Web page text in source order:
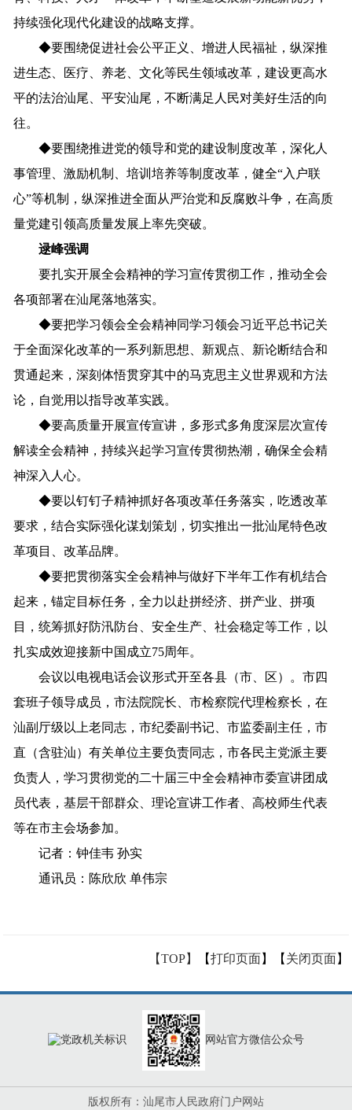
持续强化现代化建设的战略支撑。
◆要围绕促进社会公平正义、增进人民福祉，纵深推
进生态、医疗、养老、文化等民生领域改革，建设更高水
平的法治汕尾、平安汕尾，不断满足人民对美好生活的向
往。
◆要围绕推进党的领导和党的建设制度改革，深化人
事管理、激励机制、培训培养等制度改革，健全“入户联
心”等机制，纵深推进全面从严治党和反腐败斗争，在高质
量党建引领高质量发展上率先突破。
逯峰强调
要扎实开展全会精神的学习宣传贯彻工作，推动全会
各项部署在汕尾落地落实。
◆要把学习领会全会精神同学习领会习近平总书记关
于全面深化改革的一系列新思想、新观点、新论断结合和
贯通起来，深刻体悟贯穿其中的马克思主义世界观和方法
论，自觉用以指导改革实践。
◆要高质量开展宣传宣讲，多形式多角度深层次宣传
解读全会精神，持续兴起学习宣传贯彻热潮，确保全会精
神深入人心。
◆要以钉钉子精神抓好各项改革任务落实，吃透改革
要求，结合实际强化谋划策划，切实推出一批汕尾特色改
革项目、改革品牌。
◆要把贯彻落实全会精神与做好下半年工作有机结合
起来，锚定目标任务，全力以赴拼经济、拼产业、拼项
目，统筹抓好防汛防台、安全生产、社会稳定等工作，以
扎实成效迎接新中国成立75周年。
会议以电视电话会议形式开至各县（市、区）。市四
套班子领导成员，市法院院长、市检察院代理检察长，在
汕副厅级以上老同志，市纪委副书记、市监委副主任，市
直（含驻汕）有关单位主要负责同志，市各民主党派主要
负责人，学习贯彻党的二十届三中全会精神市委宣讲团成
员代表，基层干部群众、理论宣讲工作者、高校师生代表
等在市主会场参加。
记者：钟佳韦 孙实
通讯员：陈欣欣 单伟宗
【TOP】 【打印页面】【 关闭页面】
网站官方微信公众号
版权所有：汕尾市人民政府门户网站